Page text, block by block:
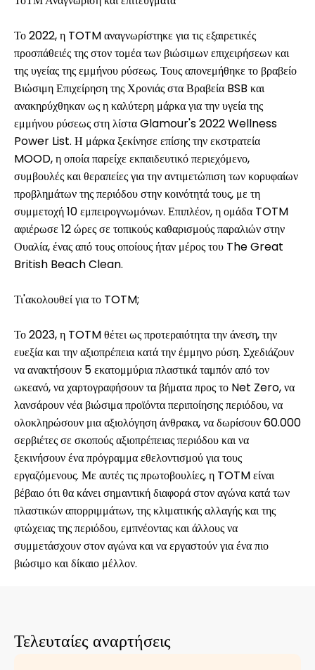
Το 2022, η TOTM αναγνωρίστηκε για τις εξαιρετικές
προσπάθειές της στον τομέα των βιώσιμων επιχειρήσεων και
της υγείας της εμμήνου ρύσεως. Τους απονεμήθηκε το βραβείο
Βιώσιμη Επιχείρηση της Χρονιάς στα Βραβεία BSB και
ανακηρύχθηκαν ως η καλύτερη μάρκα για την υγεία της
εμμήνου ρύσεως στη λίστα Glamour's 2022 Wellness
Power List. Η μάρκα ξεκίνησε επίσης την εκστρατεία
MOOD, η οποία παρείχε εκπαιδευτικό περιεχόμενο,
συμβουλές και θεραπείες για την αντιμετώπιση των κορυφαίων
προβλημάτων της περιόδου στην κοινότητά τους, με τη
συμμετοχή 10 εμπειρογνωμόνων. Επιπλέον, η ομάδα TOTM
αφιέρωσε 12 ώρες σε τοπικούς καθαρισμούς παραλιών στην
Ουαλία, ένας από τους οποίους ήταν μέρος του The Great
British Beach Clean.
Τι'ακολουθεί για το TOTM;
Το 2023, η TOTM θέτει ως προτεραιότητα την άνεση, την
ευεξία και την αξιοπρέπεια κατά την έμμηνο ρύση. Σχεδιάζουν
να ανακτήσουν 5 εκατομμύρια πλαστικά ταμπόν από τον
ωκεανό, να χαρτογραφήσουν τα βήματα προς το Net Zero, να
λανσάρουν νέα βιώσιμα προϊόντα περιποίησης περιόδου, να
ολοκληρώσουν μια αξιολόγηση άνθρακα, να δωρίσουν 60.000
σερβιέτες σε σκοπούς αξιοπρέπειας περιόδου και να
ξεκινήσουν ένα πρόγραμμα εθελοντισμού για τους
εργαζόμενους. Με αυτές τις πρωτοβουλίες, η TOTM είναι
βέβαιο ότι θα κάνει σημαντική διαφορά στον αγώνα κατά των
πλαστικών απορριμμάτων, της κλιματικής αλλαγής και της
φτώχειας της περιόδου, εμπνέοντας και άλλους να
συμμετάσχουν στον αγώνα και να εργαστούν για ένα πιο
βιώσιμο και δίκαιο μέλλον.
Τελευταίες αναρτήσεις